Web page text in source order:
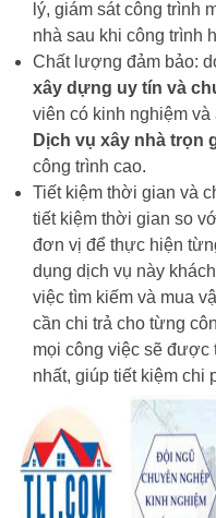
lý, giám sát công trình
nhà sau khi công trình
Chất lượng đảm bảo:
xây dựng uy tín và
viên có kinh nghiệm
Dịch vụ xây nhà trọn
công trình cao.
Tiết kiệm thời gian và
tiết kiệm thời gian so
đơn vị để thực hiện
dụng dịch vụ này
việc tìm kiếm và mua
cần chi trả cho từng
mọi công việc sẽ
nhất, giúp tiết kiệm chi